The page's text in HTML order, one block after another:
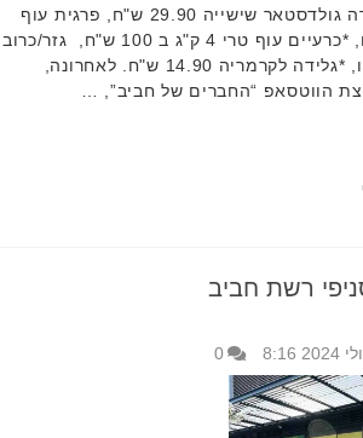
מיוחדים. לדוגמא: בירה גולדסטאר שישייה 29.90 ש"ח, פרגית עוף
טרי 2 קילו ב 120 ש"ח, *כרעיים עוף טרי 4 ק"ג ב 100 ש"ח, גזר/כרוב
לבן/ ב 3.90 ש"ח לקילו, *גלידה לקרמריה 14.90 ש"ח. לאחרונה,
הווטסאפ “החברים של חביב”, …
רשת חביב
0